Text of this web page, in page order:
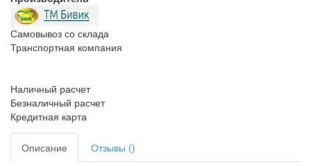
Самовывоз со склада
Транспортная компания
Наличный расчет
Безналичный расчет
Кредитная карта
Описание Отзывы ()